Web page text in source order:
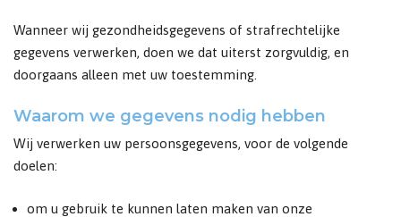
Wanneer wij gezondheidsgegevens of strafrechtelijke
gegevens verwerken, doen we dat uiterst zorgvuldig, en
doorgaans alleen met uw toestemming.
Waarom we gegevens nodig hebben
Wij verwerken uw persoonsgegevens, voor de volgende
doelen:
om u gebruik te kunnen laten maken van onze